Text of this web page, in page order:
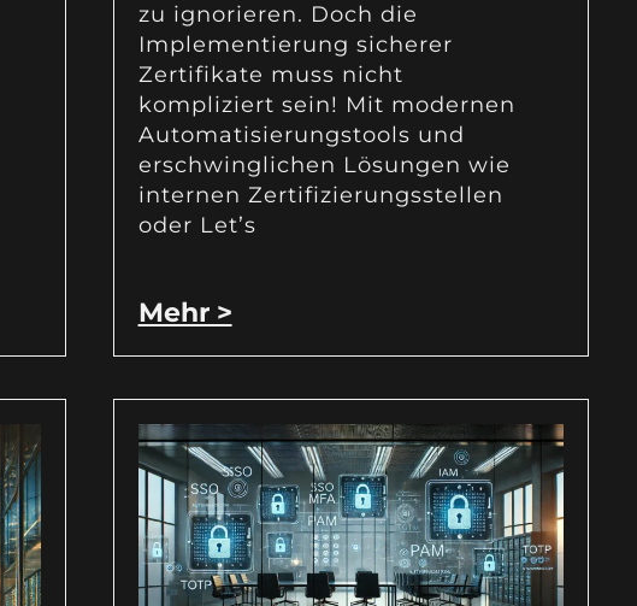
zu ignorieren. Doch die
Implementierung sicherer
Zertifikate muss nicht
kompliziert sein! Mit modernen
Automatisierungstools und
erschwinglichen Lösungen wie
internen Zertifizierungsstellen
oder Let’s
Mehr >